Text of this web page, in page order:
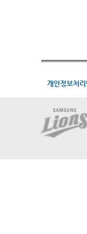
개인정보처리